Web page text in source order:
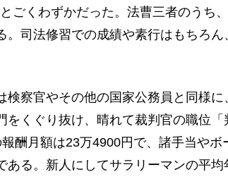
とごくわずかだった。法曹三者のうち
。司法修習での成績や素行はもちろ
察官やその他の国家公務員と同様に
をくぐり抜け、晴れて裁判官の職位
酬月額は23万4900円で、諸手当や
ある。新人にしてサラリーマンの平